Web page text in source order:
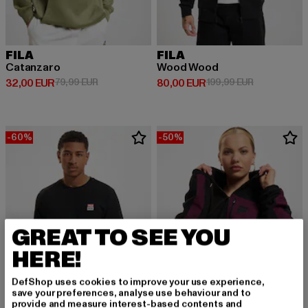
FILA
Catanzaro
32,00 EUR
Derzeitiger Preis: 32,00 EUR
79,99 EURAktionspreis: 79,99 EUR
FILA
Wood Wood
80,00 EUR
Derzeitiger Preis: 80,00 EUR
199,99 EUR
-60% -50%
GREAT TO SEE YOU
HERE!
DefShop uses cookies to improve your use experience,
save your preferences, analyse use behaviour and to
provide and measure interest-based contents and